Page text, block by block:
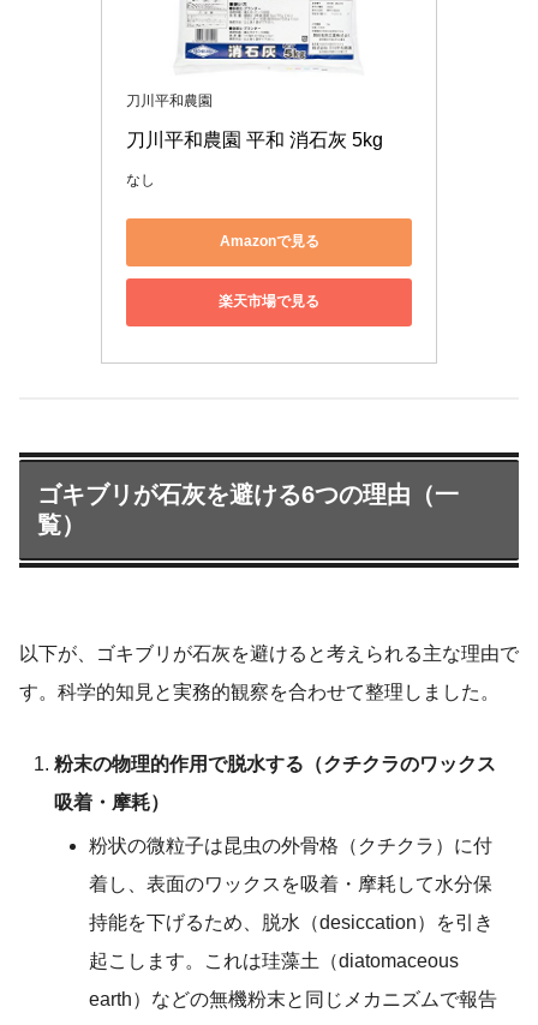
刀川平和農園
刀川平和農園 平和 消石灰 5kg
なし
Amazonで見る
楽天市場で見る
ゴキブリが石灰を避ける6つの理由（一
覧）
以下が、ゴキブリが石灰を避けると考えられる主な理由で
す。科学的知見と実務的観察を合わせて整理しました。
粉末の物理的作用で脱水する（クチクラのワックス
吸着・摩耗）
粉状の微粒子は昆虫の外骨格（クチクラ）に付
着し、表面のワックスを吸着・摩耗して水分保
持能を下げるため、脱水（desiccation）を引き
起こします。これは珪藻土（diatomaceous
earth）などの無機粉末と同じメカニズムで報告